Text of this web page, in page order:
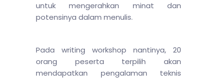
untuk mengerahkan minat dan
potensinya dalam menulis.
Pada writing workshop nantinya, 20
orang peserta terpilih akan
mendapatkan pengalaman teknis